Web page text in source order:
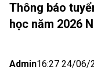
Thông báo
học năm 2026
Admin16:27 24/06/